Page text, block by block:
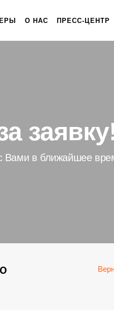
О НАС ПРЕСС-ЦЕНТР
Вами в ближайшее